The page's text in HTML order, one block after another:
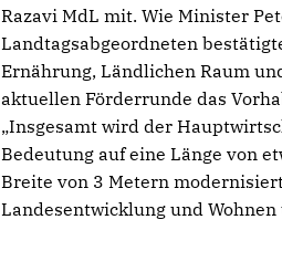
Razavi MdL mit. Wie Minister
Landtagsabgeordneten
Ernährung, Ländlichen Raum
aktuellen Förderrunde das
Insgesamt wird der
Bedeutung auf eine Länge von
Breite von 3 Metern
Landesentwicklung und